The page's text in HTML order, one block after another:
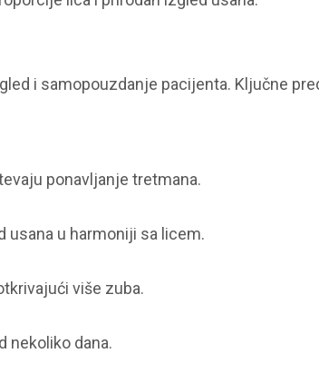
i samopouzdanje pacijenta. Ključne
ponavljanje tretmana.
usana u harmoniji sa licem.
više zuba.
nekoliko dana.